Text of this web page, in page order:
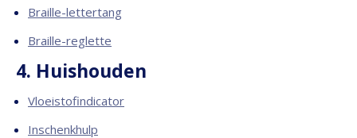
Braille-lettertang
Braille-reglette
4. Huishouden
Vloeistofindicator
Inschenkhulp